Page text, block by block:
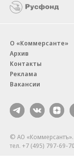
О «Коммерсанте»
Архив
Контакты
Реклама
Вакансии
© АО
тел. +7 (495) 797-69-